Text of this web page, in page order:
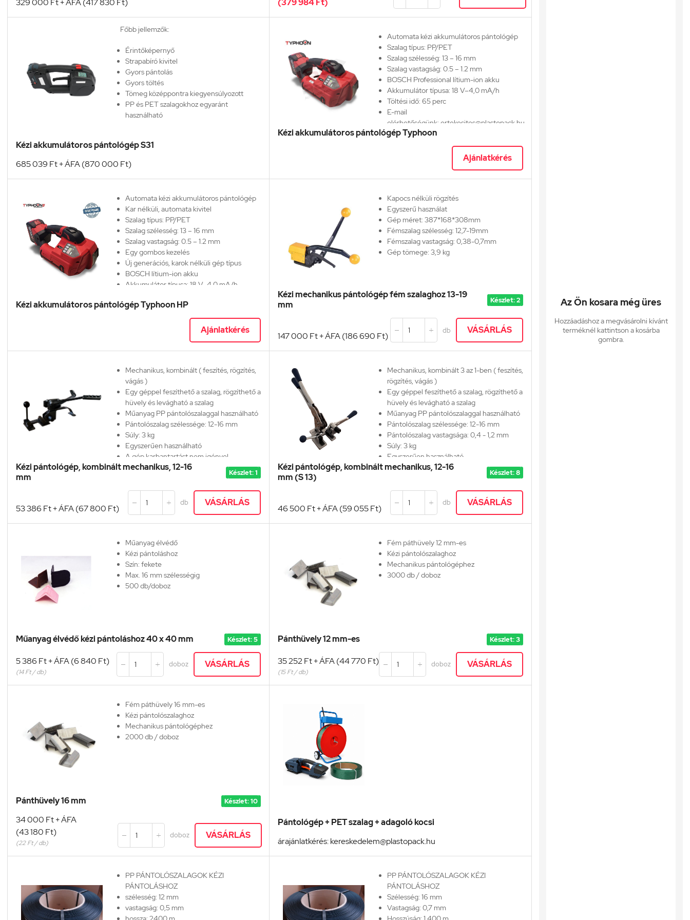
329 000 Ft + ÁFA (417 830 Ft)
(379 984 Ft)
Főbb jellemzők:
Érintőképernyő
Strapabíró kivitel
Gyors pántolás
Gyors töltés
Tömeg középpontra kiegyensúlyozott
PP és PET szalagokhoz egyaránt
használható
Szalagfeszesség: 400 - 4000 N (!)
Akku: Li-ion 18 V / 5,0 Ah
1 db akkuval és töltővel szállítjuk
Kézi akkumulátoros pántológép S31
685 039 Ft + ÁFA (870 000 Ft)
Automata kézi akkumulátoros pántológép
Szalag típus: PP/PET
Szalag szélesség:13 – 16 mm
Szalag vastagság:0.5 – 1.2 mm
BOSCH Professional lítium-ion akku
Akkumulátor típusa: 18 V–4,0 mA/h
Töltési idő: 65 perc
E-mail
elérhetőségünk:ertekesites@plastopack.hu
Telefonos segítség:
Kézi akkumulátoros pántológép Typhoon
Ajánlatkérés
Automata kézi akkumulátoros pántológép
Kar nélküli, automata kivitel
Szalag típus: PP/PET
Szalag szélesség: 13 – 16 mm
Szalag vastagság: 0.5 – 1.2 mm
Egy gombos kezelés
Új generációs, karok nélküli gép típus
BOSCH lítium-ion akku
Akkumulátor típusa: 18 V–4,0 mA/h
E-mail
ertekesites@plastopack.hu
+36 70 637 9171
Kézi akkumulátoros pántológép Typhoon HP
Ajánlatkérés
Kapocs nélküli rögzítés
Egyszerű használat
Gép méret:387*168*308mm
Fémszalag szélesség: 12,7-19mm
Fémszalag vastagság:0,38-0,7mm
Gép tömege: 3,9 kg
Kézi mechanikus pántológép fém szalaghoz 13-19
mm
Készlet: 2
147 000 Ft + ÁFA (186 690 Ft)
  db VÁSÁRLÁS
Mechanikus, kombinált ( feszítés, rögzítés,
vágás )
Egy géppel feszíthető a szalag, rögzíthető a
hüvely és levágható a szalag
Műanyag PP pántolószalaggal használható
Pántolószalag szélessége: 12-16 mm
Súly: 3 kg
Egyszerűen használható
A gép karbantartást nem igényel
Fém pánthüvely szükséges
kattintsonIDE
Kézi pántológép, kombinált mechanikus, 12-16
mm
Készlet: 1
53 386 Ft + ÁFA (67 800 Ft)
  db VÁSÁRLÁS
Mechanikus, kombinált 3 az 1-ben ( feszítés,
rögzítés, vágás )
Egy géppel feszíthető a szalag, rögzíthető a
hüvely és levágható a szalag
Műanyag PP pántolószalaggal használható
Pántolószalag szélessége: 12-16 mm
Pántolószalag vastagsága: 0,4 - 1,2 mm
Súly: 3 kg
Egyszerűen használható
A gép karbantartást nem igényel
12 és16 mm-es pánthüvelyekért
kattintson
IDE
Kézi pántológép, kombinált mechanikus, 12-16
mm (S 13)
Készlet: 8
46 500 Ft + ÁFA (59 055 Ft)
  db VÁSÁRLÁS
Műanyag élvédő
Kézi pántoláshoz
Szín: fekete
Max. 16 mm szélességig
500 db/doboz
Műanyag élvédő kézi pántoláshoz 40 x 40 mm Készlet: 5
5 386 Ft + ÁFA (6 840 Ft)
(14 Ft / db)
  doboz VÁSÁRLÁS
Fém páthüvely 12 mm-es
Kézi pántolószalaghoz
Mechanikus pántológéphez
3000 db / doboz
Pánthüvely 12 mm-es Készlet: 3
35 252 Ft + ÁFA (44 770 Ft)
(15 Ft / db)
  doboz VÁSÁRLÁS
Fém páthüvely 16 mm-es
Kézi pántolószalaghoz
Mechanikus pántológéphez
2000 db / doboz
Pánthüvely 16 mm Készlet: 10
34 000 Ft + ÁFA
(43 180 Ft)
(22 Ft / db)
  doboz VÁSÁRLÁS
Pántológép + PET szalag + adagoló kocsi
árajánlatkérés: kereskedelem@plastopack.hu
PP PÁNTOLÓSZALAGOK KÉZI
PÁNTOLÁSHOZ
szélesség: 12 mm
vastagság: 0,5 mm
PP PÁNTOLÓSZALAGOK KÉZI
PÁNTOLÁSHOZ
Szélesség: 16 mm
Vastagság: 0,7 mm
Az Ön kosara még üres
Hozzáadáshoz a megvásárolni kívánt
terméknél kattintson a kosárba
gombra.